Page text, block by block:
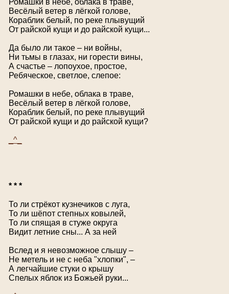
Ромашки в небе, облака в траве,
Весёлый ветер в лёгкой голове,
Кораблик белый, по реке плывущий
От райской кущи и до райской кущи...
Да было ли такое – ни войны,
Ни тьмы в глазах, ни горести вины,
А счастье – лопоухое, простое,
Ребяческое, светлое, слепое:
Ромашки в небе, облака в траве,
Весёлый ветер в лёгкой голове,
Кораблик белый, по реке плывущий
От райской кущи и до райской кущи?
_^_
* * *
То ли стрёкот кузнечиков с луга,
То ли шёпот степных ковылей,
То ли спящая в стуже округа
Видит летние сны... А за ней
Вслед и я невозможное слышу –
Не метель и не с неба "хлопки", –
А легчайшие стуки о крышу
Спелых яблок из Божьей руки...